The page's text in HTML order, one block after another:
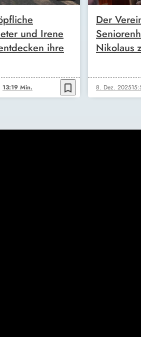
und Irene
ihre
13:19 Min. bookmark_border
Der
Nikolaus
8. Dez. 2025